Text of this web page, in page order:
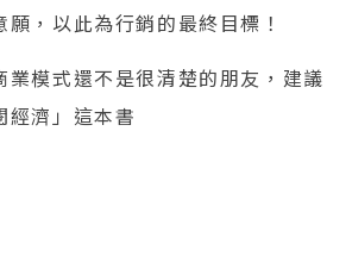
，以此為行銷的最終目標！
業模式還不是很清楚的朋友，建議
經濟」這本書